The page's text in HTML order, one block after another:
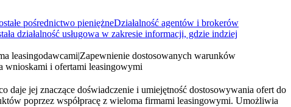
pośrednictwo pieniężneDziałalność agentów i brokerów
działalność usługowa w zakresie informacji, gdzie indziej
leasingodawcamiZapewnienie dostosowanych warunków
wnioskami i ofertami leasingowymi
daje jej znaczące doświadczenie i umiejętność dostosowywania ofert do
poprzez współpracę z wieloma firmami leasingowymi. Umożliwia